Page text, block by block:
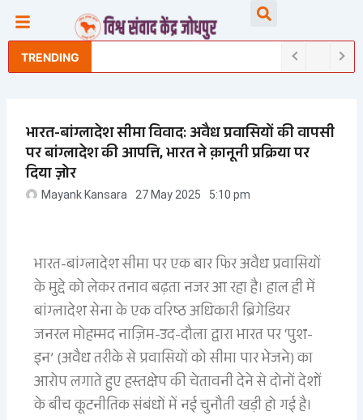
TRENDING
भारत-बांग्लादेश सीमा विवाद: अवैध प्रवासियों की वापसी
पर बांग्लादेश की आपत्ति, भारत ने क़ानूनी प्रक्रिया पर
दिया ज़ोर
Mayank Kansara 27 May 2025 5:10 pm
भारत-बांग्लादेश सीमा पर एक बार फिर अवैध प्रवासियों
के मुद्दे को लेकर तनाव बढ़ता नजर आ रहा है। हाल ही में
बांग्लादेश सेना के एक वरिष्ठ अधिकारी ब्रिगेडियर
जनरल मोहम्मद नाज़िम-उद-दौला द्वारा भारत पर ‘पुश-
इन’ (अवैध तरीके से प्रवासियों को सीमा पार भेजने) का
आरोप लगाते हुए हस्तक्षेप की चेतावनी देने से दोनों देशों
के बीच कूटनीतिक संबंधों में नई चुनौती खड़ी हो गई है।